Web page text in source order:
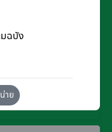
ฉบัง
าย